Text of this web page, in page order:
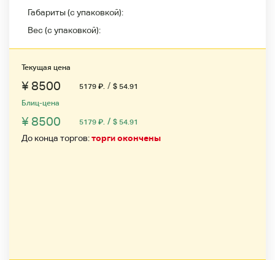
Габариты (с упаковкой):
Вес (с упаковкой):
Текущая цена
¥ 8500 5179 ₽. / $ 54.91
Блиц-цена
¥ 8500 5179 ₽. / $ 54.91
До конца торгов:торги окончены